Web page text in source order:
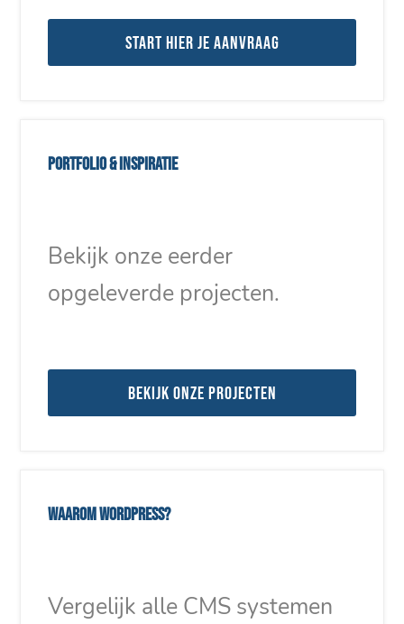
Start hier je aanvraag
Portfolio & inspiratie
Bekijk onze eerder
opgeleverde projecten.
Bekijk onze projecten
Waarom WordPress?
Vergelijk alle CMS systemen